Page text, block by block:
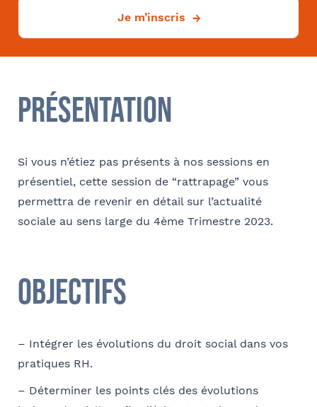
Je m’inscris
Présentation
Si vous n’étiez pas présents à nos sessions en
présentiel, cette session de “rattrapage” vous
permettra de revenir en détail sur l’actualité
sociale au sens large du 4ème Trimestre 2023.
Objectifs
– Intégrer les évolutions du droit social dans vos
pratiques RH.
– Déterminer les points clés des évolutions
Comment avez-vous connu le cabinet / la formation ?
Internet Bon appétit RH Autre
Code postal